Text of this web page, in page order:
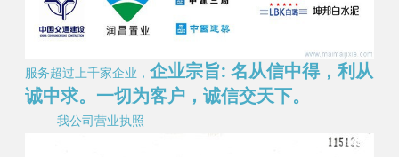
服务超过上千家企业，企业宗旨: 名从信中得，利从
诚中求。一切为客户，诚信交天下。
我公司营业执照